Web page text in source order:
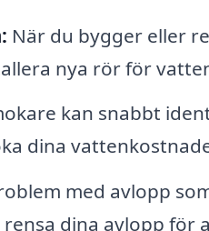
När du bygger eller
nya rör för
kan snabbt
dina
med avlopp
dina avlopp